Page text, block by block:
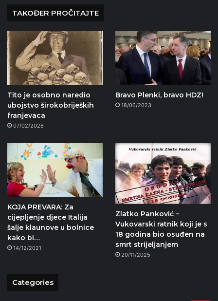
TAKOĐER PROČITAJTE
Tito je osobno naredio
ubojstvo širokobrijeških
franjevaca
07/02/2026
Bravo Plenki, bravo HDZ!
18/06/2023
KOJA PREVARA: Za
cijepljenje djece Italija
šalje klaunove u bolnice
kako bi…
14/12/2021
Zlatko Panković –
Vukovarski ratnik koji je s
18 godina bio osuđen na
smrt strijeljanjem
20/11/2025
Categories